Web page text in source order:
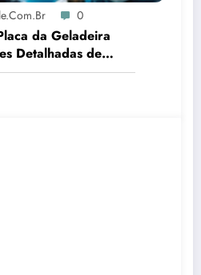
0
da Geladeira
Detalhadas de